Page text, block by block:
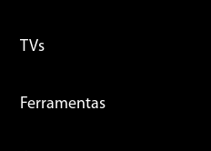
TVs
Ferramentas